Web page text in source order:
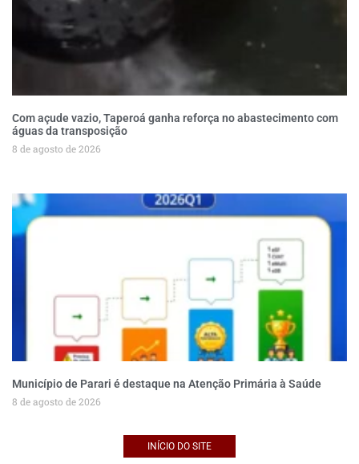
Com açude vazio, Taperoá ganha reforça no abastecimento com
águas da transposição
8 de agosto de 2026
Município de Parari é destaque na Atenção Primária à Saúde
8 de agosto de 2026
INÍCIO DO SITE